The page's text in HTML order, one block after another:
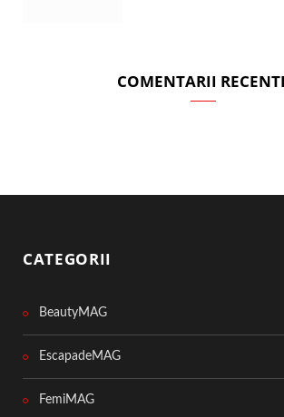
COMENTARII
CATEGORII
BeautyMAG
EscapadeMAG
FemiMAG